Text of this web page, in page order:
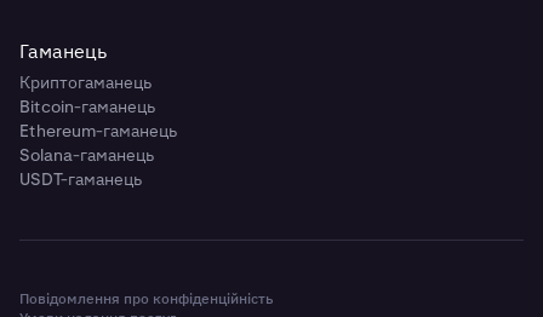
Гаманець
Криптогаманець
Bitcoin-гаманець
Ethereum-гаманець
Solana-гаманець
USDT-гаманець
Повідомлення про конфіденційність